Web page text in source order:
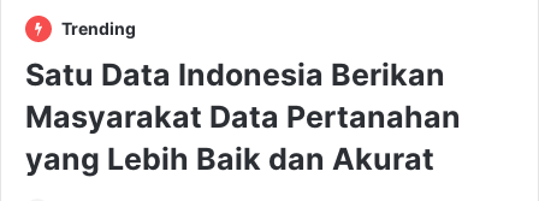
Trending
Satu Data Indonesia Berikan
Masyarakat Data Pertanahan
yang Lebih Baik dan Akurat